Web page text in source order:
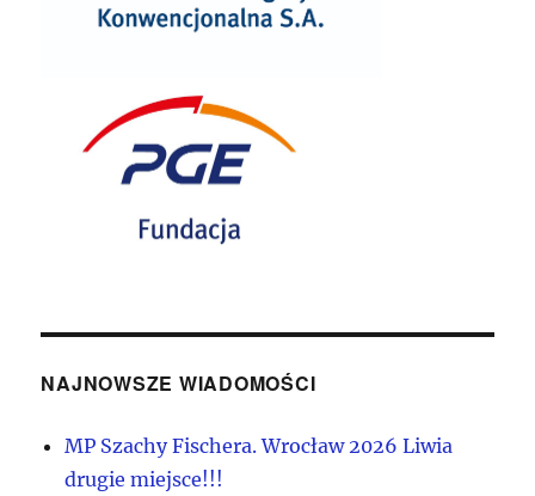
NAJNOWSZE WIADOMOŚCI
MP Szachy Fischera. Wrocław 2026 Liwia
drugie miejsce!!!